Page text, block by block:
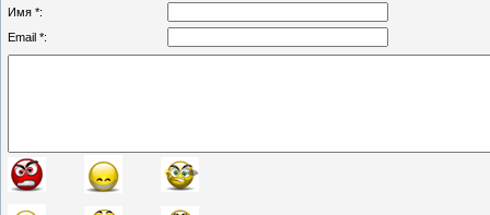
Имя *:
Email *: